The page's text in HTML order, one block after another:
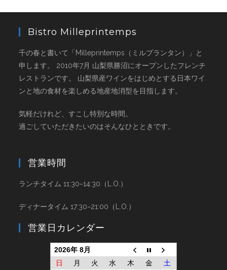
Bistro Milleprintemps
千の春と書いて「Milleprintemps（ミルプランタン）」と
申します。 2010年7月 山梨県勝沼にオープンしたフレンチ
レストランです。 山梨県産ワインをはじめとする日本ワイ
ンと地の食材を楽しめる地産地消型を目指します。
気軽だけれど、すこし特別な時間。
過ごしていただきたいのはそんなひとときです。
営業時間
ランチタイム 11:30~14:30（L.O.）
ディナータイム 17:30~21:00（L.O.）
営業日カレンダー
2026年 8月
日
月 火 水 木 金
土